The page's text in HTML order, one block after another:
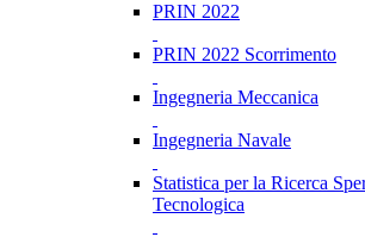
PRIN 2022
PRIN 2022 Scorrimento
Ingegneria Meccanica
Ingegneria Navale
Statistica per la Ricerca
Tecnologica